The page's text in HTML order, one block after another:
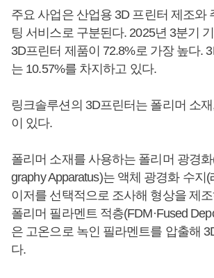
주요 사업은 산업용 3D 프린터 제조와
팅 서비스로 구분된다. 2025년 3분기
3D프린터 제품이 72.8%로 가장 높다.
는 10.57%를 차지하고 있다.
링크솔루션의 3D프린터는 폴리머 소
이 있다.
폴리머 소재를 사용하는 폴리머 광경화
graphy Apparatus)는 액체 광경화 수지(
이저를 선택적으로 조사해 형상을 제
폴리머 필라멘트 적층(FDM·Fused
은 고온으로 녹인 필라멘트를 압출해
다.